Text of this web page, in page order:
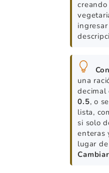
ingresar
una
decimal
0.5, o
lista,
si solo
enteras
lugar